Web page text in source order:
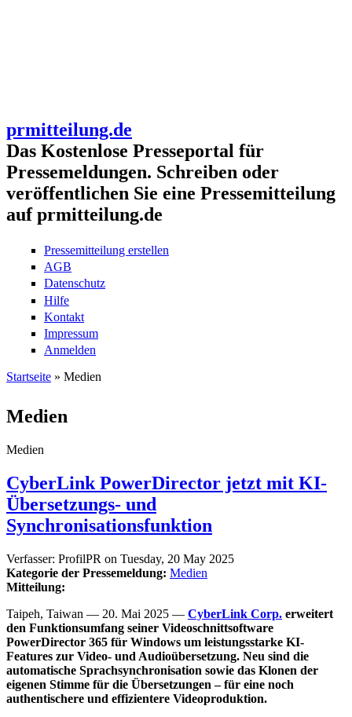
prmitteilung.de
Das Kostenlose Presseportal für
Pressemeldungen. Schreiben oder
veröffentlichen Sie eine Pressemitteilung
auf prmitteilung.de
Pressemitteilung erstellen
AGB
Datenschutz
Hilfe
Kontakt
Impressum
Anmelden
Startseite » Medien
Medien
Medien
CyberLink PowerDirector jetzt mit KI-
Übersetzungs- und
Synchronisationsfunktion
Verfasser: ProfilPR on Tuesday, 20 May 2025
Kategorie der Pressemeldung: Medien
Mitteilung:
Taipeh, Taiwan — 20. Mai 2025 — CyberLink Corp. erweitert
den Funktionsumfang seiner Videoschnittsoftware
PowerDirector 365 für Windows um leistungsstarke KI-
Features zur Video- und Audioübersetzung. Neu sind die
automatische Sprachsynchronisation sowie das Klonen der
eigenen Stimme für die Übersetzungen – für eine noch
authentischere und effizientere Videoproduktion.